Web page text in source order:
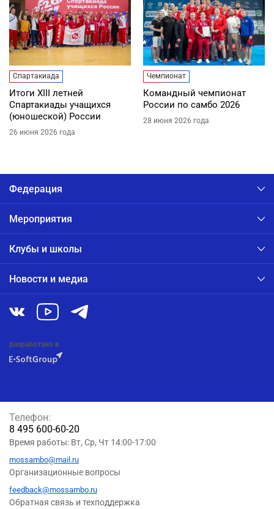
Спартакиада
Итоги XIII летней
Спартакиады учащихся
(юношеской) России
26 июня 2026 года
Чемпионат
Командный чемпионат
России по самбо 2026
28 июня 2026 года
Федерация
Мероприятия
Клубы и школы
Новости и медиа
разработано в
Телефон:
8 495 600-60-20
Время работы: Вт, Ср, Чт 14:00-17:00
mossambo@mail.ru
Организационные вопросы
feedback@mossambo.ru
Обратная связь и техподдержка